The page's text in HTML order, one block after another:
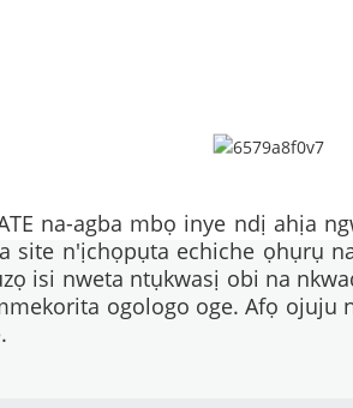
na-agba mbọ inye ndị ahịa
site n'ịchọpụta echiche ọhụrụ
isi nweta ntụkwasị obi na
ogologo oge. Afọ ojuju